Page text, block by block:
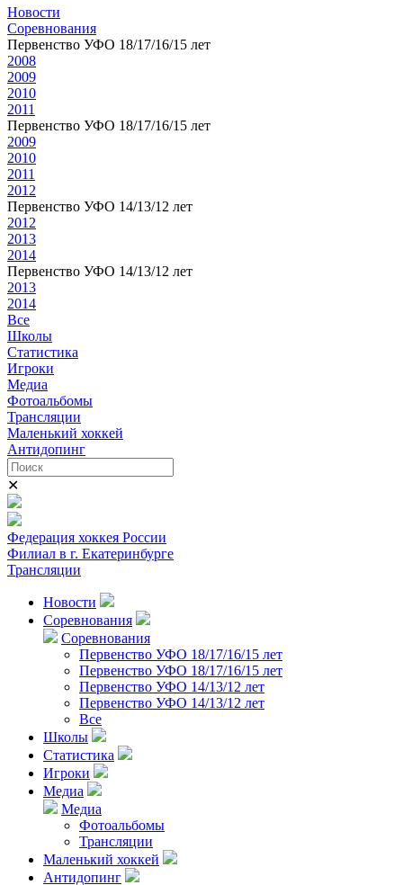
Новости
Соревнования
Первенство УФО 18/17/16/15 лет
2008
2009
2010
2011
Первенство УФО 18/17/16/15 лет
2009
2010
2011
2012
Первенство УФО 14/13/12 лет
2012
2013
2014
Первенство УФО 14/13/12 лет
2013
2014
Все
Школы
Статистика
Игроки
Медиа
Фотоальбомы
Трансляции
Маленький хоккей
Антидопинг
✕
Федерация хоккея России
Филиал в г. Екатеринбурге
Трансляции
Новости
Соревнования
Соревнования
Первенство УФО 18/17/16/15 лет
Первенство УФО 18/17/16/15 лет
Первенство УФО 14/13/12 лет
Первенство УФО 14/13/12 лет
Все
Школы
Статистика
Игроки
Медиа
Медиа
Фотоальбомы
Трансляции
Маленький хоккей
Антидопинг